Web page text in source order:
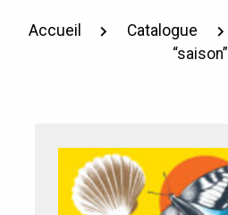
Accueil Catalogue
“saison”